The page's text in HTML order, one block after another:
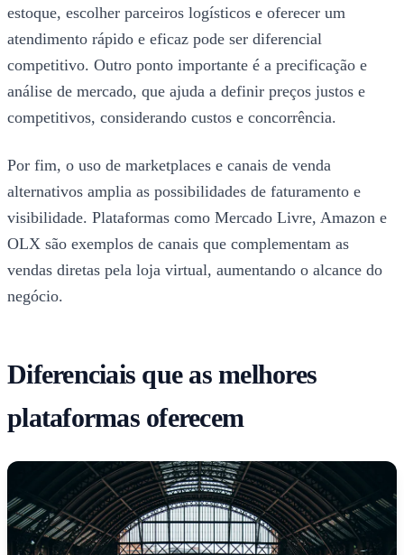
estoque, escolher parceiros logísticos e oferecer um
atendimento rápido e eficaz pode ser diferencial
competitivo. Outro ponto importante é a precificação e
análise de mercado, que ajuda a definir preços justos e
competitivos, considerando custos e concorrência.
Por fim, o uso de marketplaces e canais de venda
alternativos amplia as possibilidades de faturamento e
visibilidade. Plataformas como Mercado Livre, Amazon e
OLX são exemplos de canais que complementam as
vendas diretas pela loja virtual, aumentando o alcance do
negócio.
Diferenciais que as melhores
plataformas oferecem